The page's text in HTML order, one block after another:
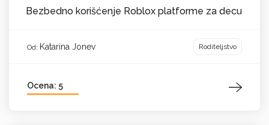
Bezbedno korišćenje Roblox platforme za decu
Od: Katarina Jonev Roditeljstvo
Ocena: 5